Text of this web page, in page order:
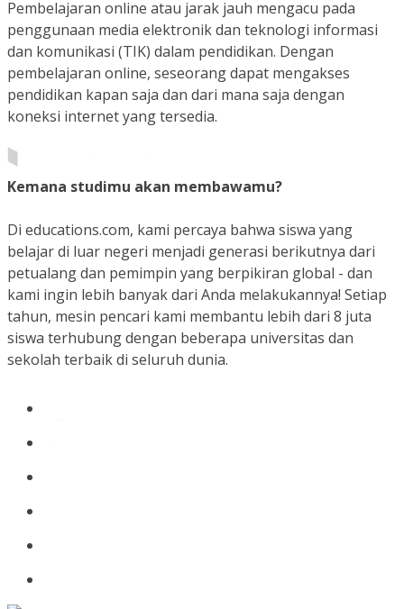
Pembelajaran online atau jarak jauh mengacu pada
penggunaan media elektronik dan teknologi informasi
dan komunikasi (TIK) dalam pendidikan. Dengan
pembelajaran online, seseorang dapat mengakses
pendidikan kapan saja dan dari mana saja dengan
koneksi internet yang tersedia.
Kemana studimu akan membawamu?
Di educations.com, kami percaya bahwa siswa yang
belajar di luar negeri menjadi generasi berikutnya dari
petualang dan pemimpin yang berpikiran global - dan
kami ingin lebih banyak dari Anda melakukannya! Setiap
tahun, mesin pencari kami membantu lebih dari 8 juta
siswa terhubung dengan beberapa universitas dan
sekolah terbaik di seluruh dunia.